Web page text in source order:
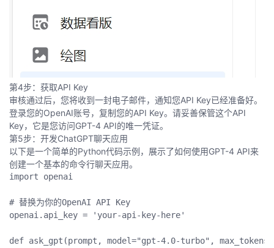
第4步：获取API Key
审核通过后，您将收到一封电子邮件，通知您API Key已经准备好。
登录您的OpenAI账号，复制您的API Key。请妥善保管这个API
Key，它是您访问GPT-4 API的唯一凭证。
第5步：开发ChatGPT聊天应用
以下是一个简单的Python代码示例，展示了如何使用GPT-4 API来
创建一个基本的命令行聊天应用。
import openai
# 替换为你的OpenAI API Key
openai . api_key = 'your-api-key-here'
def ask_gpt (prompt , model="gpt-4.0-turbo" , max_tokens